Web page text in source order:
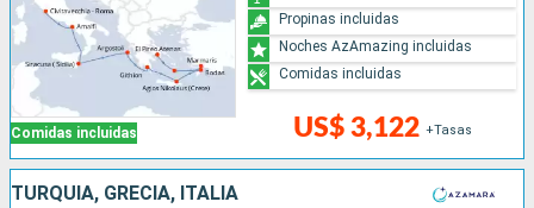
Comidas incluidas US$ 3,122 +Tasas
Propinas incluidas
Noches AzAmazing incluidas
Comidas incluidas
TURQUÍA, GRECIA, ITALIA